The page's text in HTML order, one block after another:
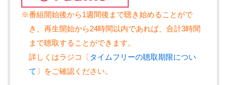
※番組開始後から1週間後まで聴き始めることがで
き、再生開始から24時間以内であれば、合計3時間
まで聴取することができます。
詳しくはラジコ〔 タイムフリーの聴取期限につい
て 〕をご確認ください。